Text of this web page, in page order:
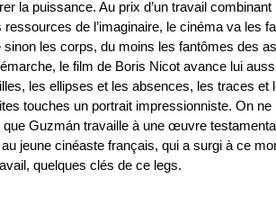
la puissance. Au prix d’un travail
ressources de l’imaginaire, le cinéma va les
sinon les corps, du moins les fantômes des
le film de Boris Nicot avance lui
les ellipses et les absences, les traces et
touches un portrait impressionniste. On ne
que Guzmán travaille à une œuvre
jeune cinéaste français, qui a surgi à ce
quelques clés de ce legs.